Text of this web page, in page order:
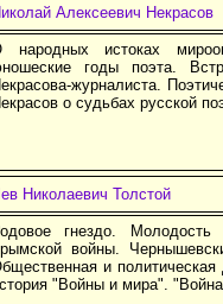
Алексеевич Некрасов
народных истоках
годы поэта.
журналиста.
о судьбах русской
Николаевич Толстой
гнездо.
войны.
и политическая
"Войны и мира".